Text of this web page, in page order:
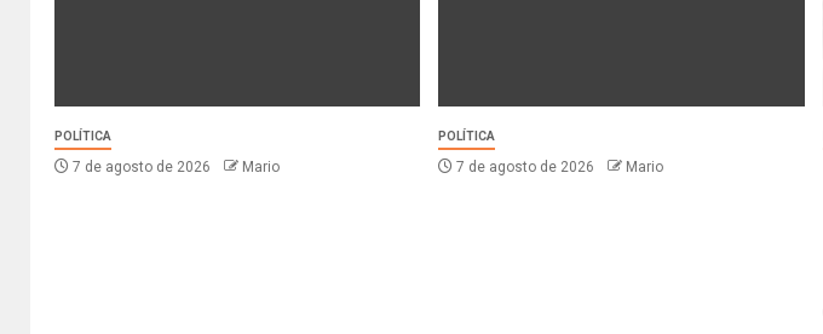
POLÍTICA
7 de agosto de 2026 Mario
POLÍTICA
7 de agosto de 2026 Mario